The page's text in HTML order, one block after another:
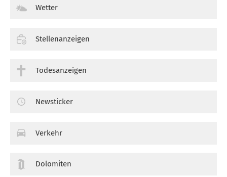
Wetter
Stellenanzeigen
Todesanzeigen
Newsticker
Verkehr
Dolomiten